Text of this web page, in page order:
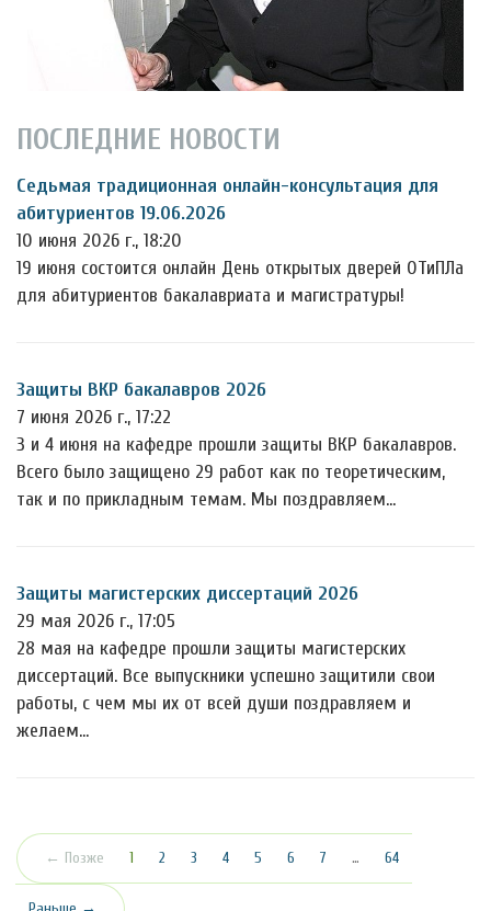
ПОСЛЕДНИЕ НОВОСТИ
Седьмая традиционная онлайн-консультация для
абитуриентов 19.06.2026
10 июня 2026 г., 18:20
19 июня состоится онлайн День открытых дверей ОТиПЛа
для абитуриентов бакалавриата и магистратуры!
Защиты ВКР бакалавров 2026
7 июня 2026 г., 17:22
3 и 4 июня на кафедре прошли защиты ВКР бакалавров.
Всего было защищено 29 работ как по теоретическим,
так и по прикладным темам. Мы поздравляем…
Защиты магистерских диссертаций 2026
29 мая 2026 г., 17:05
28 мая на кафедре прошли защиты магистерских
диссертаций. Все выпускники успешно защитили свои
работы, с чем мы их от всей души поздравляем и
желаем…
← Позже 1 (текущая)
2 3 4 5 6 7 … 64